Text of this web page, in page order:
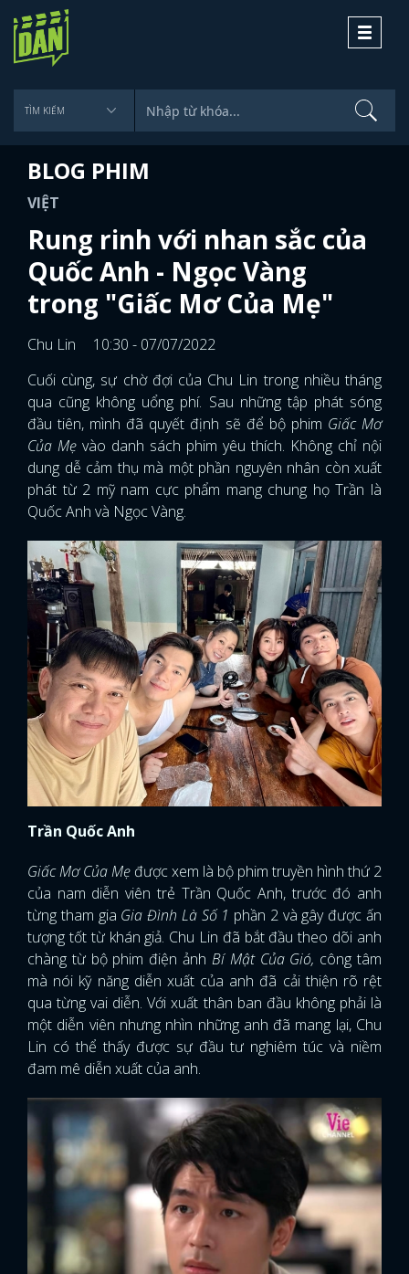
Toggle
BLOG PHIM
VIỆT
Rung rinh với nhan sắc của
Quốc Anh - Ngọc Vàng
trong "Giấc Mơ Của Mẹ"
Chu Lin
10:30 - 07/07/2022
Cuối cùng, sự chờ đợi của Chu Lin trong nhiều tháng
qua cũng không uổng phí. Sau những tập phát sóng
đầu tiên, mình đã quyết định sẽ để bộ phim Giấc Mơ
Của Mẹ vào danh sách phim yêu thích. Không chỉ nội
dung dễ cảm thụ mà một phần nguyên nhân còn xuất
phát từ 2 mỹ nam cực phẩm mang chung họ Trần là
Quốc Anh và Ngọc Vàng.
Trần Quốc Anh
Giấc Mơ Của Mẹ được xem là bộ phim truyền hình thứ 2
của nam diễn viên trẻ Trần Quốc Anh, trước đó anh
từng tham gia Gia Đình Là Số 1 phần 2 và gây được ấn
tượng tốt từ khán giả. Chu Lin đã bắt đầu theo dõi anh
chàng từ bộ phim điện ảnh Bí Mật Của Gió, công tâm
mà nói kỹ năng diễn xuất của anh đã cải thiện rõ rệt
qua từng vai diễn. Với xuất thân ban đầu không phải là
một diễn viên nhưng nhìn những anh đã mang lại, Chu
Lin có thể thấy được sự đầu tư nghiêm túc và niềm
đam mê diễn xuất của anh.